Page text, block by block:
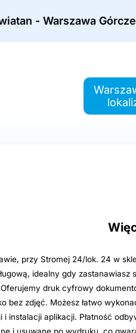
- Warszawa
przy Stromej 24/lok. 24 w
idealny gdy zastanawiasz
druk cyfrowy
bez zdjęć. Możesz łatwo
i instalacji aplikacji. Płatność